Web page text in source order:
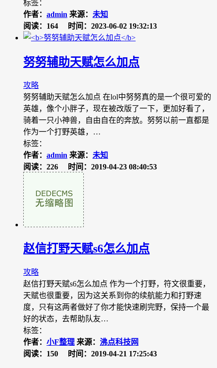
标签：
作者： admin 来源： 未知
阅读：164
时间：2023-06-02 19:32:13
努努辅助天赋怎么加点
攻略
努努辅助天赋怎么加点 在lol中努努真的是一个很可爱的
英雄，像个小胖子，现在被改版了一下，更加好看了，
骑着一只小神兽，自由自在的奔放。努努以前一直都是
作为一个打野英雄，…
标签：
作者： admin 来源： 未知
阅读：226
时间：2019-04-23 08:40:53
赵信打野天赋s6怎么加点
攻略
赵信打野天赋s6怎么加点 作为一个打野，符文很重要，
天赋也很重要，因为这关系到你的续航能力和打野速
度，只有这两者做好了你才能快速刷完野，保持一个最
好的状态，去帮助队友…
标签：
作者： 小F整理 来源： 沸点科技网
阅读：150
时间：2019-04-21 17:25:43